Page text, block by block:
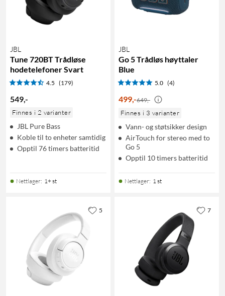
JBL
Tune 720BT Trådløse
hodetelefoner Svart
4.5 (179)
549,-
Finnes i 2 varianter
JBL Pure Bass
Koble til to enheter samtidig
Opptil 76 timers batteritid
Nettlager: 1+ st
JBL
Go 5 Trådløs høyttaler
Blue
5.0 (4)
499,-649,-
Finnes i 3 varianter
Vann- og støtsikker design
AirTouch for stereo med to
Go 5
Opptil 10 timers batteritid
Nettlager: 1 st
5 7